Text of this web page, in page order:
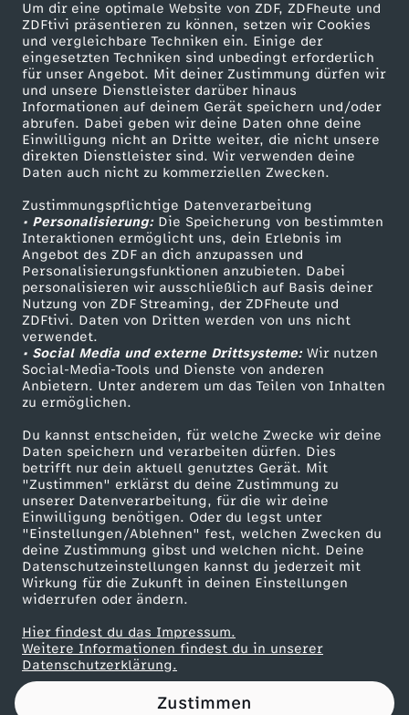
Um dir eine optimale Website von ZDF, ZDFheute und
ZDFtivi präsentieren zu können, setzen wir Cookies
und vergleichbare Techniken ein. Einige der
eingesetzten Techniken sind unbedingt erforderlich
für unser Angebot. Mit deiner Zustimmung dürfen wir
und unsere Dienstleister darüber hinaus
Informationen auf deinem Gerät speichern und/oder
abrufen. Dabei geben wir deine Daten ohne deine
Einwilligung nicht an Dritte weiter, die nicht unsere
direkten Dienstleister sind. Wir verwenden deine
Daten auch nicht zu kommerziellen Zwecken.
Zustimmungspflichtige Datenverarbeitung
• Personalisierung:Die Speicherung von bestimmten
Interaktionen ermöglicht uns, dein Erlebnis im
Angebot des ZDF an dich anzupassen und
Personalisierungsfunktionen anzubieten. Dabei
personalisieren wir ausschließlich auf Basis deiner
Nutzung von ZDF Streaming, der ZDFheute und
ZDFtivi. Daten von Dritten werden von uns nicht
verwendet.
• Social Media und externe Drittsysteme:Wir nutzen
Social-Media-Tools und Dienste von anderen
Anbietern. Unter anderem um das Teilen von Inhalten
zu ermöglichen.
Du kannst entscheiden, für welche Zwecke wir deine
Daten speichern und verarbeiten dürfen. Dies
betrifft nur dein aktuell genutztes Gerät. Mit
"Zustimmen" erklärst du deine Zustimmung zu
unserer Datenverarbeitung, für die wir deine
Einwilligung benötigen. Oder du legst unter
"Einstellungen/Ablehnen" fest, welchen Zwecken du
deine Zustimmung gibst und welchen nicht. Deine
Datenschutzeinstellungen kannst du jederzeit mit
Wirkung für die Zukunft in deinen Einstellungen
widerrufen oder ändern.
Hier findest du das Impressum.
Weitere Informationen findest du in unserer
Datenschutzerklärung.
Zustimmen
G
r
i
f
f
d
e
s
K
o
k
a
i
n
s
Mehr ZDF
ZDF-Apps
Smart TV
ZDFtext
Livestreams
Sendungen A-Z
TV-Programm
Service
ZDFmitreden
Kontakt zum ZDF
Tickets
Zuschauerservice
Hilfe
ZDF Unternehmen
Karriere
ZDF goes Schule
Werbefernsehen
Mainzelmännchen
Partner